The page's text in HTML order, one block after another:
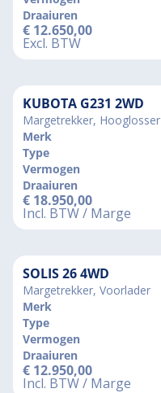
Draaiuren
€ 12.650,00
Excl. BTW
KUBOTA G231 2WD
Margetrekker, Hooglosser
Merk
Type
Vermogen
Draaiuren
€ 18.950,00
Incl. BTW / Marge
SOLIS 26 4WD
Margetrekker, Voorlader
Merk
Type
Vermogen
Draaiuren
€ 12.950,00
Incl. BTW / Marge